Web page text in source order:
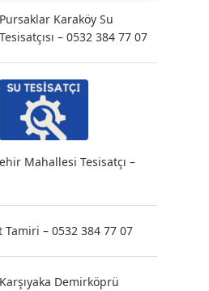
Pursaklar Karaköy Su
Tesisatçısı – 0532 384 77 07
Mahallesi Tesisatçı –
– 0532 384 77 07
Karşıyaka Demirköprü